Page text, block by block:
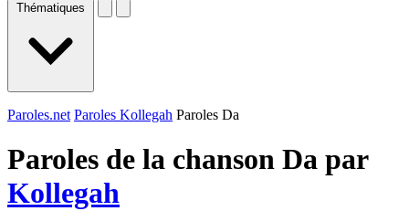
Thématiques
Paroles.net Paroles Kollegah Paroles Da
Paroles de la chanson Da par
Kollegah